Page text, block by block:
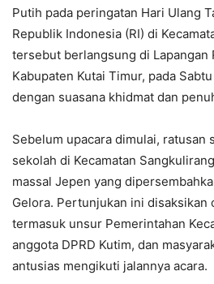
Putih pada peringatan Hari Ulang
Republik Indonesia (RI) di
tersebut berlangsung di Lapangan
Kabupaten Kutai Timur, pada
dengan suasana khidmat dan
Sebelum upacara dimulai, ratusan
sekolah di Kecamatan
massal Jepen yang
Gelora. Pertunjukan ini disaksikan
termasuk unsur Pemerintahan
anggota DPRD Kutim, dan
antusias mengikuti jalannya acara.